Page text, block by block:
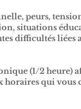
peurs,
situations
difficultés liées
(1/2 heure)
horaires qui vous